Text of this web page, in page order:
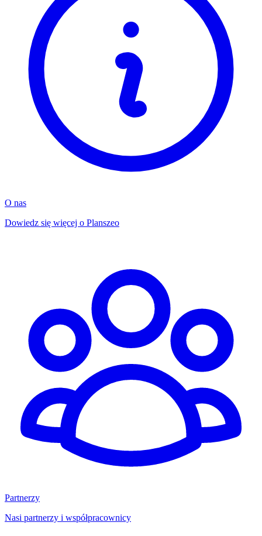
O nas
Dowiedz się więcej o Planszeo
Partnerzy
Nasi partnerzy i współpracownicy